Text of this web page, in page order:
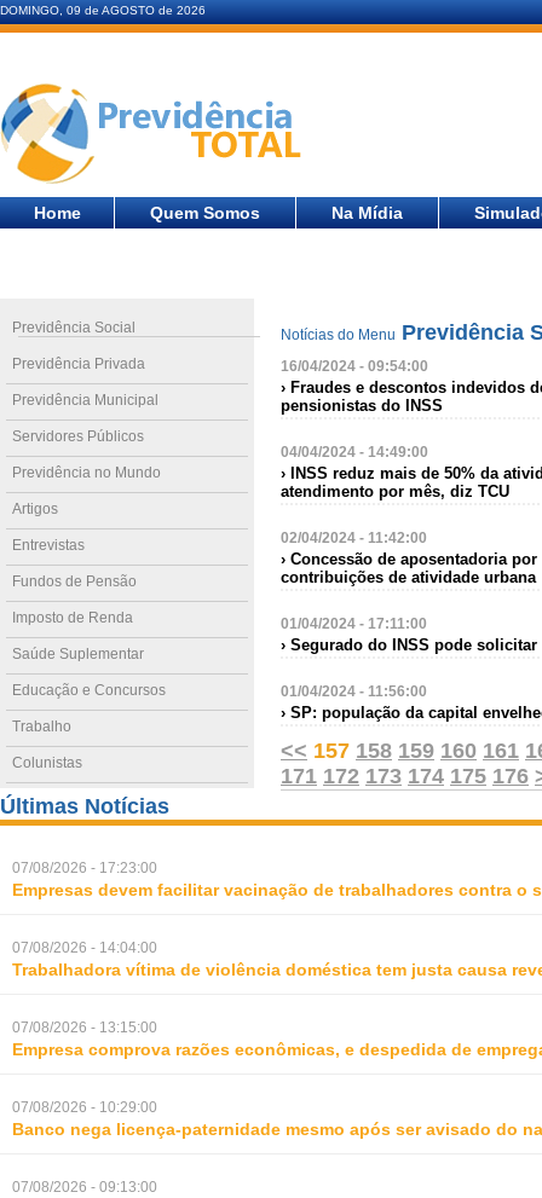
DOMINGO, 09 de AGOSTO de 2026
Home Quem Somos Na Mídia
Previdência Social
Previdência Privada
Previdência Municipal
Servidores Públicos
Previdência no Mundo
Artigos
Entrevistas
Fundos de Pensão
Imposto de Renda
Saúde Suplementar
Educação e Concursos
Trabalho
Colunistas
Notícias do Menu Previdência
16/04/2024 - 09:54:00
› Fraudes e descontos indevidos
pensionistas do INSS
04/04/2024 - 14:49:00
› INSS reduz mais de 50% da
atendimento por mês, diz TCU
02/04/2024 - 11:42:00
› Concessão de aposentadoria
contribuições de atividade urbana
01/04/2024 - 17:11:00
› Segurado do INSS pode
01/04/2024 - 11:56:00
› SP: população da capital
<< 157 158 159 160 161
171 172 173 174 175 176
Últimas Notícias
07/08/2026 - 17:23:00
Empresas devem facilitar vacinação de trabalhadores contra o
07/08/2026 - 14:04:00
Trabalhadora vítima de violência doméstica tem justa causa
07/08/2026 - 13:15:00
Empresa comprova razões econômicas, e despedida de
07/08/2026 - 10:29:00
Banco nega licença-paternidade mesmo após ser avisado do
07/08/2026 - 09:13:00